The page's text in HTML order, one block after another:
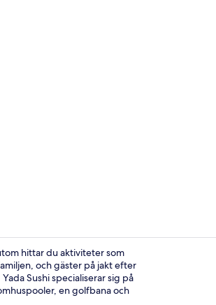
Middag serveras
hittar du aktiviteter som
och gäster på jakt efter
Sushi specialiserar sig på
en golfbana och